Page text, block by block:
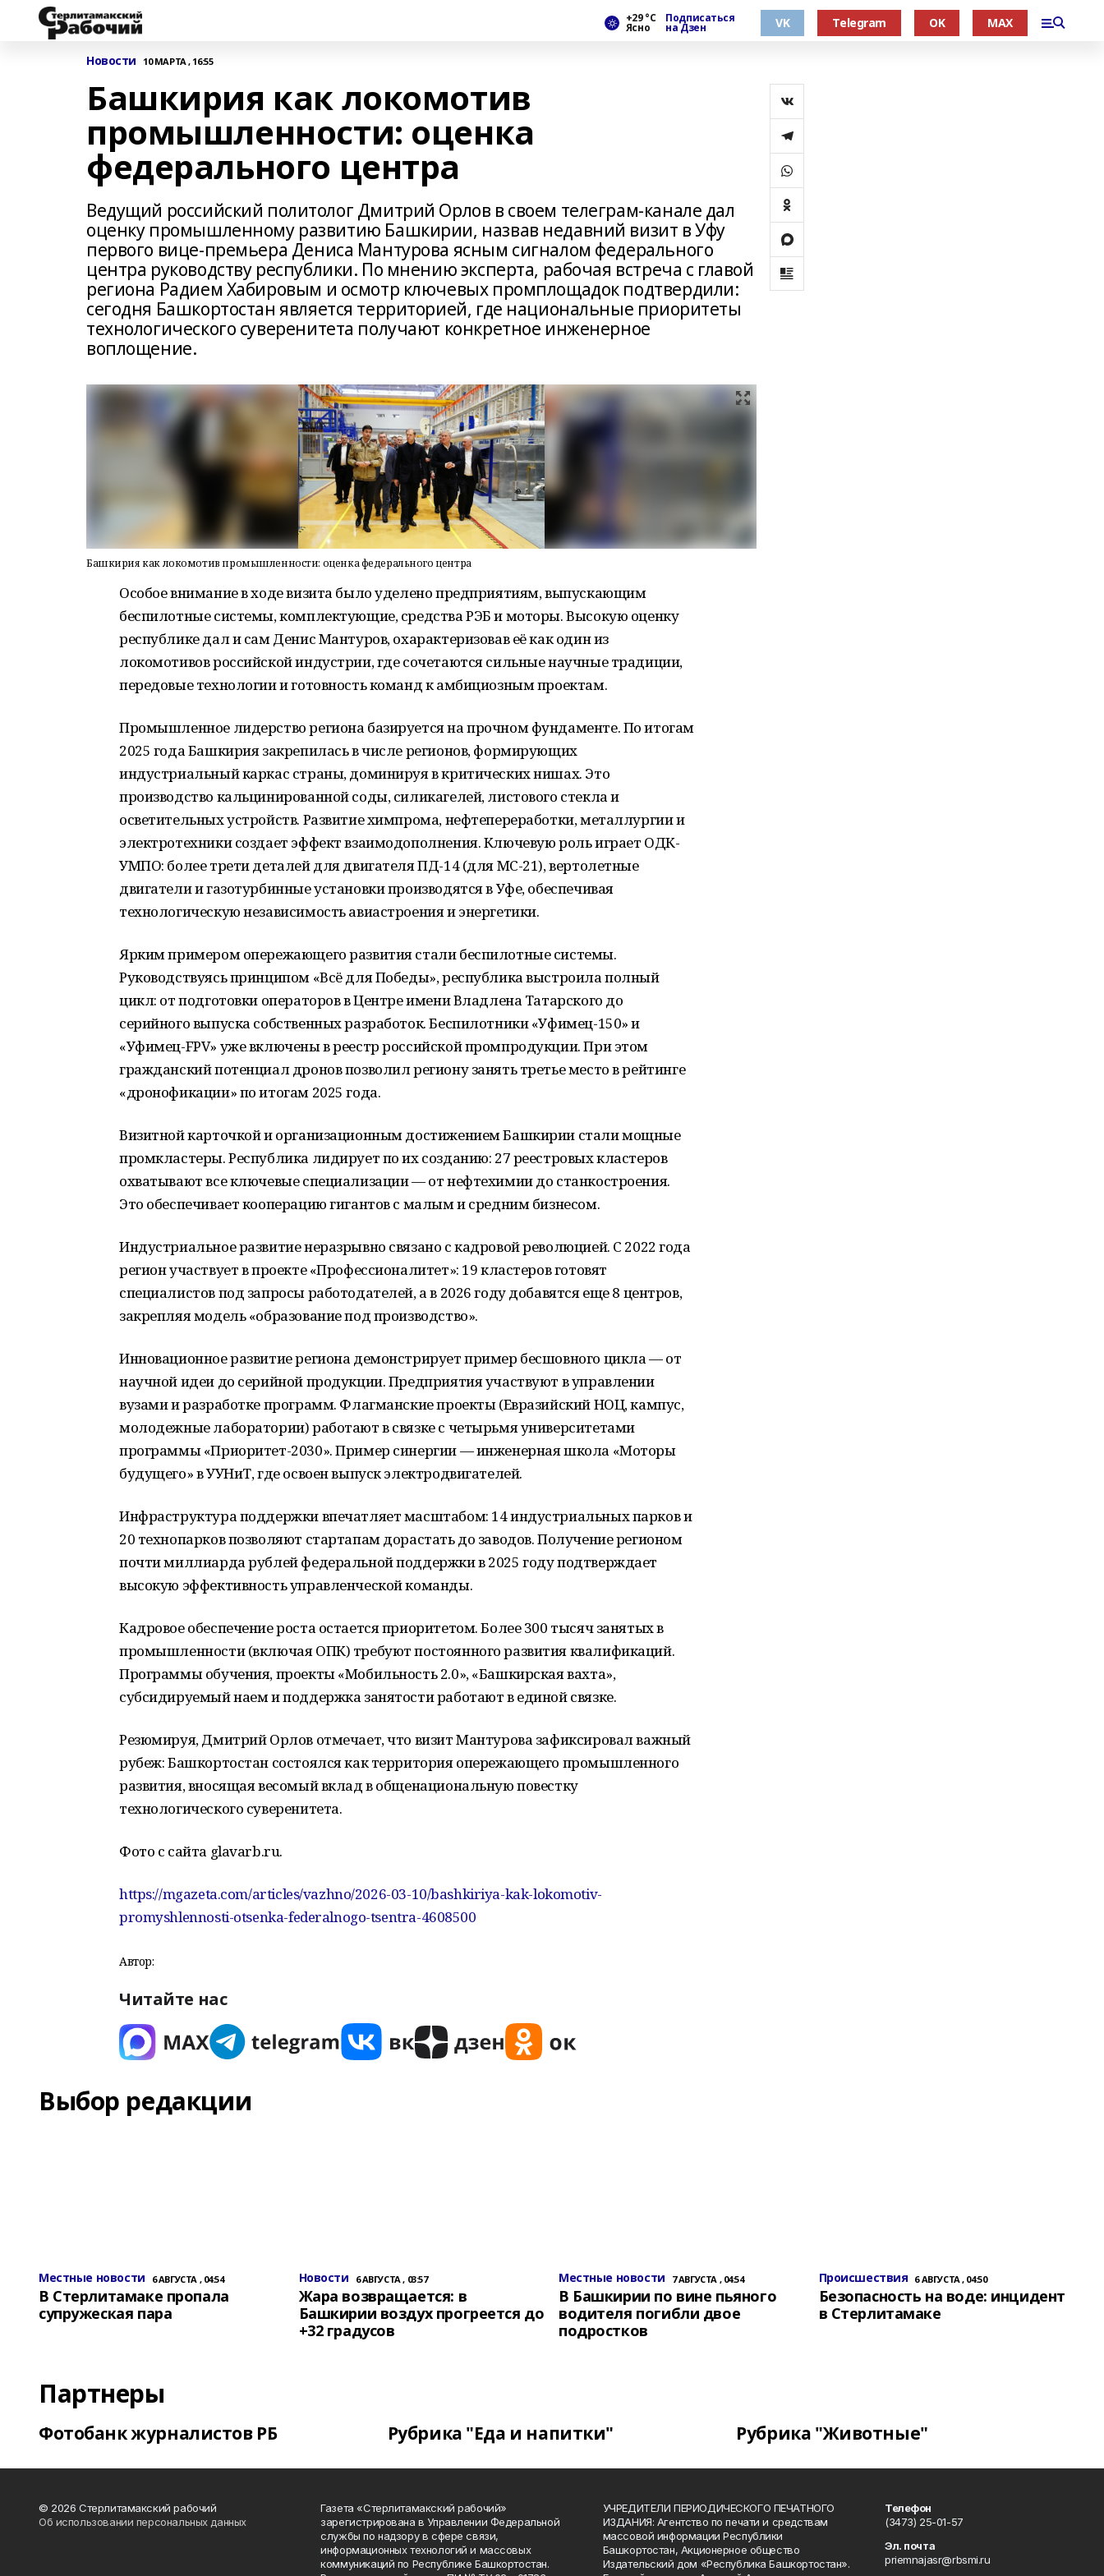
+29 °С
Ясно
Подписаться
на Дзен VK Telegram OK MAX
Новости 10 МАРТА , 16:55
Башкирия как локомотив
промышленности: оценка
федерального центра
Ведущий российский политолог Дмитрий Орлов в своем телеграм-канале дал
оценку промышленному развитию Башкирии, назвав недавний визит в Уфу
первого вице-премьера Дениса Мантурова ясным сигналом федерального
центра руководству республики. По мнению эксперта, рабочая встреча с главой
региона Радием Хабировым и осмотр ключевых промплощадок подтвердили:
сегодня Башкортостан является территорией, где национальные приоритеты
технологического суверенитета получают конкретное инженерное
воплощение.
Башкирия как локомотив промышленности: оценка федерального центра
Особое внимание в ходе визита было уделено предприятиям, выпускающим
беспилотные системы, комплектующие, средства РЭБ и моторы. Высокую оценку
республике дал и сам Денис Мантуров, охарактеризовав её как один из
локомотивов российской индустрии, где сочетаются сильные научные традиции,
передовые технологии и готовность команд к амбициозным проектам.
Промышленное лидерство региона базируется на прочном фундаменте. По итогам
2025 года Башкирия закрепилась в числе регионов, формирующих
индустриальный каркас страны, доминируя в критических нишах. Это
производство кальцинированной соды, силикагелей, листового стекла и
осветительных устройств. Развитие химпрома, нефтепереработки, металлургии и
электротехники создает эффект взаимодополнения. Ключевую роль играет ОДК-
УМПО: более трети деталей для двигателя ПД-14 (для МС-21), вертолетные
двигатели и газотурбинные установки производятся в Уфе, обеспечивая
технологическую независимость авиастроения и энергетики.
Ярким примером опережающего развития стали беспилотные системы.
Руководствуясь принципом «Всё для Победы», республика выстроила полный
цикл: от подготовки операторов в Центре имени Владлена Татарского до
серийного выпуска собственных разработок. Беспилотники «Уфимец-150» и
«Уфимец-FPV» уже включены в реестр российской промпродукции. При этом
гражданский потенциал дронов позволил региону занять третье место в рейтинге
«дронофикации» по итогам 2025 года.
Визитной карточкой и организационным достижением Башкирии стали мощные
промкластеры. Республика лидирует по их созданию: 27 реестровых кластеров
охватывают все ключевые специализации — от нефтехимии до станкостроения.
Это обеспечивает кооперацию гигантов с малым и средним бизнесом.
Индустриальное развитие неразрывно связано с кадровой революцией. С 2022 года
регион участвует в проекте «Профессионалитет»: 19 кластеров готовят
специалистов под запросы работодателей, а в 2026 году добавятся еще 8 центров,
закрепляя модель «образование под производство».
Инновационное развитие региона демонстрирует пример бесшовного цикла — от
научной идеи до серийной продукции. Предприятия участвуют в управлении
вузами и разработке программ. Флагманские проекты (Евразийский НОЦ, кампус,
молодежные лаборатории) работают в связке с четырьмя университетами
программы «Приоритет-2030». Пример синергии — инженерная школа «Моторы
будущего» в УУНиТ, где освоен выпуск электродвигателей.
Инфраструктура поддержки впечатляет масштабом: 14 индустриальных парков и
20 технопарков позволяют стартапам дорастать до заводов. Получение регионом
почти миллиарда рублей федеральной поддержки в 2025 году подтверждает
высокую эффективность управленческой команды.
Кадровое обеспечение роста остается приоритетом. Более 300 тысяч занятых в
промышленности (включая ОПК) требуют постоянного развития квалификаций.
Программы обучения, проекты «Мобильность 2.0», «Башкирская вахта»,
субсидируемый наем и поддержка занятости работают в единой связке.
Резюмируя, Дмитрий Орлов отмечает, что визит Мантурова зафиксировал важный
рубеж: Башкортостан состоялся как территория опережающего промышленного
развития, вносящая весомый вклад в общенациональную повестку
технологического суверенитета.
Фото с сайта glavarb.ru.
https://mgazeta.com/articles/vazhno/2026-03-10/bashkiriya-kak-lokomotiv-
promyshlennosti-otsenka-federalnogo-tsentra-4608500
Автор:
Читайте нас
Выбор редакции
Местные новости 6 АВГУСТА , 04:54
В Стерлитамаке пропала
супружеская пара
Новости 6 АВГУСТА , 03:57
Жара возвращается: в
Башкирии воздух прогреется до
+32 градусов
Местные новости 7 АВГУСТА , 04:54
В Башкирии по вине пьяного
водителя погибли двое
подростков
Происшествия 6 АВГУСТА , 04:50
Безопасность на воде: инцидент
в Стерлитамаке
Партнеры
Фотобанк журналистов РБ Рубрика "Еда и напитки" Рубрика "Животные"
© 2026 Стерлитамакский рабочий
Об использовании персональных данных
Газета «Стерлитамакский рабочий»
зарегистрирована в Управлении Федеральной
службы по надзору в сфере связи,
информационных технологий и массовых
коммуникаций по Республике Башкортостан.
УЧРЕДИТЕЛИ ПЕРИОДИЧЕСКОГО ПЕЧАТНОГО
ИЗДАНИЯ: Агентство по печати и средствам
массовой информации Республики
Башкортостан, Акционерное общество
Издательский дом «Республика Башкортостан».
Телефон
(3473) 25-01-57
Эл. почта
priemnajasr@rbsmi.ru